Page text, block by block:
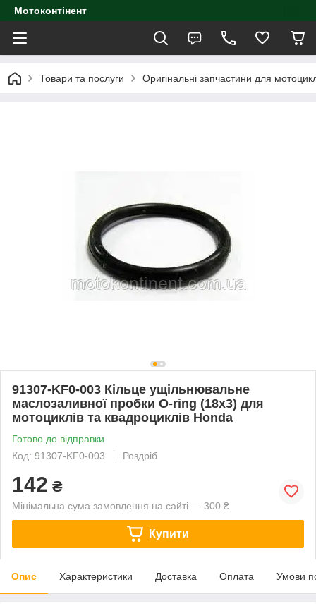
Мотоконтінент
Товари та послуги Оригінальні запчастини для
91307-KF0-003 Кільце ущільнювальне
маслозаливної пробки O-ring (18x3) для
мотоциклів та квадроциклів Honda
Готово до відправки
Код: 91307-KF0-003
Роздріб
142 ₴
Мінімальна сума замовлення на сайті — 300 ₴
Купити
Опис Характеристики Доставка Оплата Умови